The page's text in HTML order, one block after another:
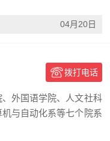
04月20日
拨打电话
外国语学院、人文社科
与自动化系等七个院系